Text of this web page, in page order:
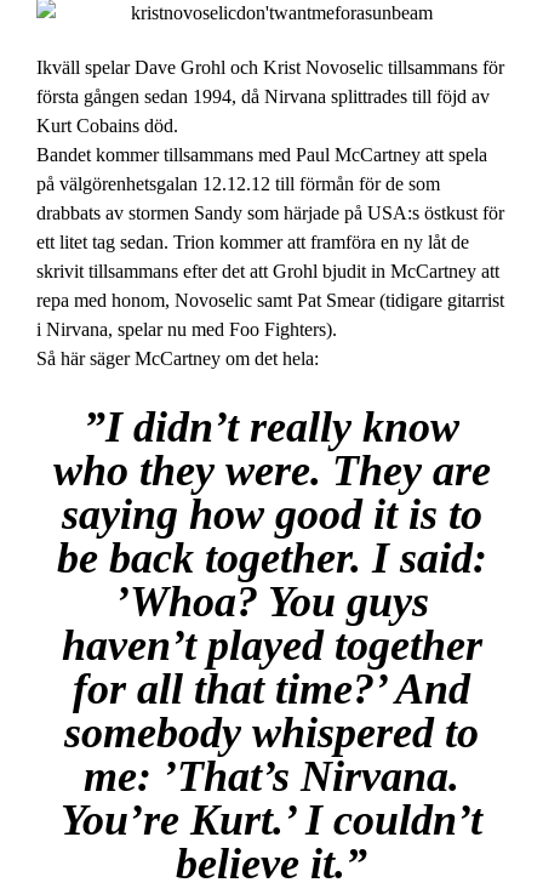
Ikväll spelar Dave Grohl och Krist Novoselic tillsammans för
första gången sedan 1994, då Nirvana splittrades till föjd av
Kurt Cobains död.
Bandet kommer tillsammans med Paul McCartney att spela
på välgörenhetsgalan 12.12.12 till förmån för de som
drabbats av stormen Sandy som härjade på USA:s östkust för
ett litet tag sedan. Trion kommer att framföra en ny låt de
skrivit tillsammans efter det att Grohl bjudit in McCartney att
repa med honom, Novoselic samt Pat Smear (tidigare gitarrist
i Nirvana, spelar nu med Foo Fighters).
Så här säger McCartney om det hela:
”I didn’t really know
who they were. They are
saying how good it is to
be back together. I said:
’Whoa? You guys
haven’t played together
for all that time?’ And
somebody whispered to
me: ’That’s Nirvana.
You’re Kurt.’ I couldn’t
believe it.”